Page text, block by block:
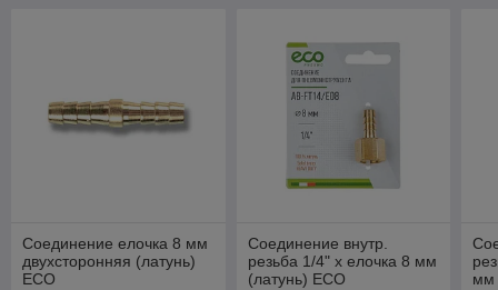
Соединение елочка 8 мм
двухсторонняя (латунь)
ECO
Соединение внутр.
резьба 1/4" х елочка 8 мм
(латунь) ECO
мм